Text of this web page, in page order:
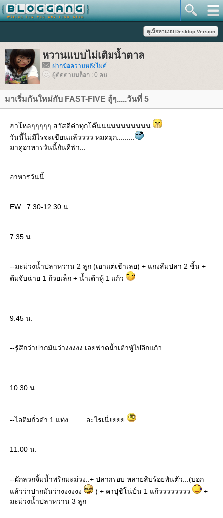
หวานแบบไม่เติมน้ำตาล
ฝากข้อความหลังไมค์
ผู้ติดตามบล็อก : 0 คน
มาเริ่มกันใหม่กับ FAST-FIVE สู้ๆ.....วันที่ 5
ฮาโหลๆๆๆๆๆ สวัสดีค่าทุกโค๊นนนนนนนนนนน
วันนี้ไม่มีไรจะเขียนแล้วววว หมดมุก.........
มาดูอาหารวันนี้กันดีฟ่า...
อาหารวันนี้
EW : 7.30-12.30 น.
7.35 น.
--มะม่วงน้ำปลาหวาน 2 ลูก (เอาแต่เช้าเลย) + แกงส้มปลา 2 ชิ้น +
ต้มจับฉ่าย 1 ถ้วยเล็ก + น้ำเต้าหู้ 1 แก้ว
9.45 น.
--รู้สึกว่าปากมันว่างงงงง เลยฟาดน้ำเต้าหู้ไปอีกแก้ว
10.30 น.
--ไอติมถั่วดำ 1 แท่ง ........อะไรเนี่
11.00 น.
--ผักลวกจิ้มน้ำพริกมะม่วง..+ ปลากรอบ หลายสิบร้อยพันตัว...(บอก
ล้วว่าปากมันว่างงงงงง
) + คาปุชิโน่ปั่น 1 แก้วววววววว
+
มะม่วงน้ำปลาหวาน 3 ลูก